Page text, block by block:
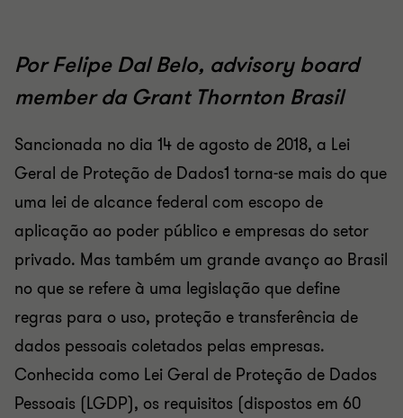
Por Felipe Dal Belo, advisory board
member da Grant Thornton Brasil
Sancionada no dia 14 de agosto de 2018, a Lei
Geral de Proteção de Dados1 torna-se mais do que
uma lei de alcance federal com escopo de
aplicação ao poder público e empresas do setor
privado. Mas também um grande avanço ao Brasil
no que se refere à uma legislação que define
regras para o uso, proteção e transferência de
dados pessoais coletados pelas empresas.
Conhecida como Lei Geral de Proteção de Dados
Pessoais (LGDP), os requisitos (dispostos em 60